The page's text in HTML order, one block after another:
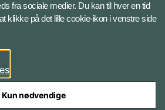
fra sociale medier. Du kan til hver en tid
klikke på det lille cookie-ikon i venstre side
Kun nødvendige